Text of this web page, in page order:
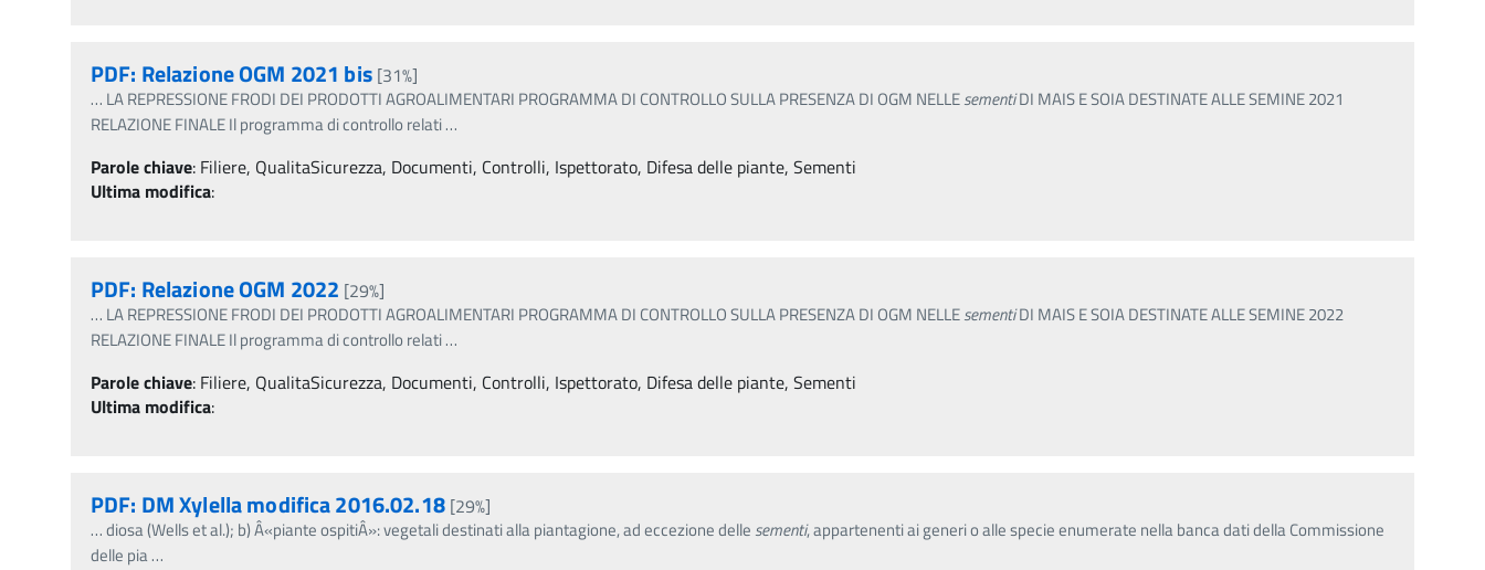
PDF: Relazione OGM 2021 bis [31%]
… LA REPRESSIONE FRODI DEI PRODOTTI AGROALIMENTARI PROGRAMMA DI CONTROLLO SULLA PRESENZA DI OGM NELLEsementiDI MAIS E SOIA DESTINATE ALLE SEMINE 2021
RELAZIONE FINALE Il programma di controllo relati…
Parole chiave: Filiere, QualitaSicurezza, Documenti, Controlli, Ispettorato, Difesa delle piante, Sementi
Ultima modifica:
PDF: Relazione OGM 2022 [29%]
… LA REPRESSIONE FRODI DEI PRODOTTI AGROALIMENTARI PROGRAMMA DI CONTROLLO SULLA PRESENZA DI OGM NELLEsementiDI MAIS E SOIA DESTINATE ALLE SEMINE 2022
RELAZIONE FINALE Il programma di controllo relati…
Parole chiave: Filiere, QualitaSicurezza, Documenti, Controlli, Ispettorato, Difesa delle piante, Sementi
Ultima modifica:
PDF: DM Xylella modifica 2016.02.18 [29%]
…diosa (Wells et al.); b) Â«piante ospitiÂ»: vegetali destinati alla piantagione, ad eccezione delle sementi, appartenenti ai generi o alle specie enumerate nella banca dati della Commissione
delle pia…